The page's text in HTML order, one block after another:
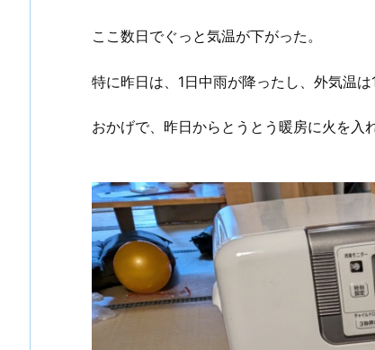
ここ数日でぐっと気温が下がった。
特に昨日は、1日中雨が降ったし、外気温
おかげで、昨日からとうとう暖房に火を入